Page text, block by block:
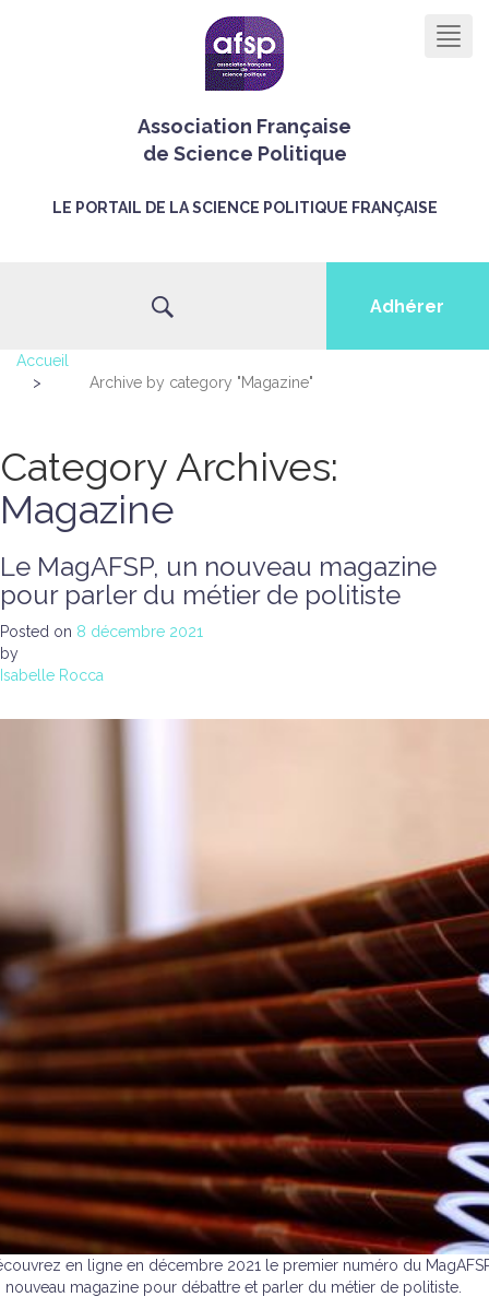
Association Française
de Science Politique
LE PORTAIL DE LA SCIENCE POLITIQUE FRANÇAISE
Adhérer
Accueil
>
Archive by category "Magazine"
Category Archives:
Magazine
Le MagAFSP, un nouveau magazine
pour parler du métier de politiste
Posted on 8 décembre 2021
by
Isabelle Rocca
en ligne en décembre 2021 le premier numéro du
nouveau magazine pour débattre et parler du métier de politiste.